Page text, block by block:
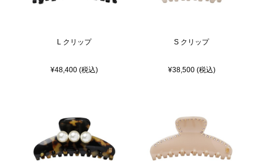
L クリップ
¥48,400 (税込)
S クリップ
¥38,500 (税込)